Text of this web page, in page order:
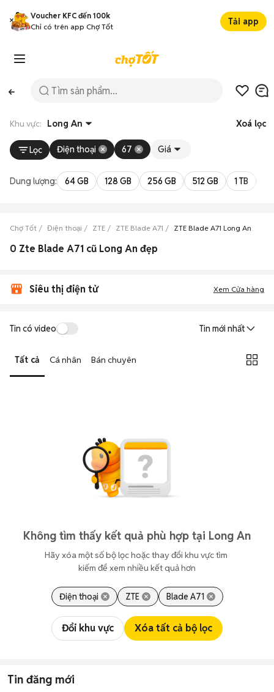
Voucher KFC đến 100k
Chỉ có trên app Chợ Tốt
Tải app
Khu vực: Long An Xoá lọc
Lọc Điện thoại 67 Giá
Dung lượng: 64 GB 128 GB 256 GB 512 GB 1 TB
Chợ Tốt Điện thoại ZTE ZTE Blade A71 ZTE Blade A71 Long An
0 Zte Blade A71 cũ Long An đẹp
Siêu thị điện tử Xem Cửa hàng
Tin có video Tin mới nhất
Tất cả Cá nhân Bán chuyên
Không tìm thấy kết quả phù hợp tại Long An
Hãy xóa một số bộ lọc hoặc thay đổi khu vực tìm
kiếm để xem nhiều kết quả hơn
Điện thoại ZTE Blade A71
Đổi khu vực Xóa tất cả bộ lọc
Tin đăng mới